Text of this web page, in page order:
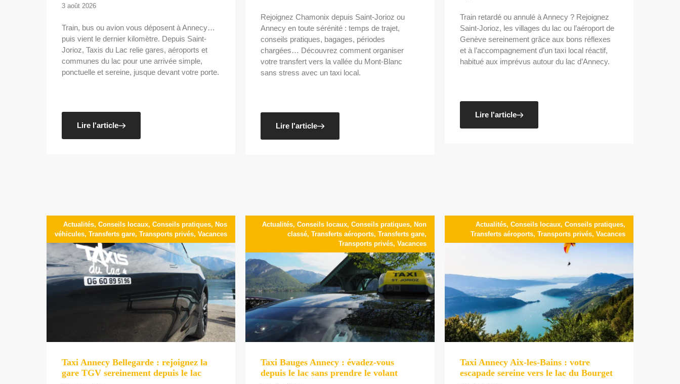
3 août 2026
Train, bus ou avion vous déposent à Annecy…
puis vient le dernier kilomètre. Depuis Saint-
Jorioz, Taxis du Lac relie gares, aéroports et
communes du lac pour une arrivée simple,
ponctuelle et sereine, jusque devant votre porte.
Lire l'article
Rejoignez Chamonix depuis Saint-Jorioz ou
Annecy en toute sérénité : temps de trajet,
conseils pratiques, bagages, périodes
chargées… Découvrez comment organiser
votre transfert vers la vallée du Mont-Blanc
sans stress avec un taxi local.
Lire l'article
Train retardé ou annulé à Annecy ? Rejoignez
Saint-Jorioz, les villages du lac ou l’aéroport de
Genève sereinement grâce aux bons réflexes
et à l’accompagnement d’un taxi local réactif,
habitué aux imprévus autour du lac d’Annecy.
Lire l'article
Actualités,Conseils locaux,Conseils pratiques, Nos
véhicules,Transferts gare,Transports privés,Vacances
Taxi Annecy Bellegarde : rejoignez la
gare TGV sereinement depuis le lac
Actualités, Conseils locaux, Conseils pratiques, Non
classé, Transferts aéroports, Transferts gare,
Transports privés, Vacances
Taxi Bauges Annecy : évadez-vous
depuis le lac sans prendre le volant
Actualités, Conseils locaux, Conseils pratiques,
Transferts aéroports, Transports privés, Vacances
Taxi Annecy Aix-les-Bains : votre
escapade sereine vers le lac du Bourget